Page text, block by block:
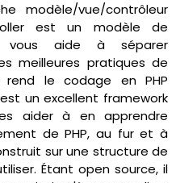
modèle/vue/contrôleur
est un modèle de
vous aide à séparer
meilleures pratiques de
rend le codage en PHP
un excellent framework
aider à en apprendre
de PHP, au fur et à
sur une structure de
Étant open source, il